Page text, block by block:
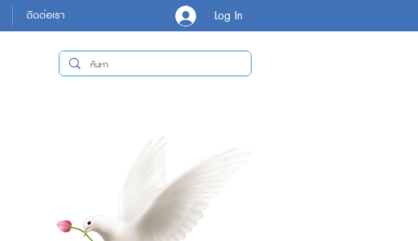
ติดต่อเรา Log In